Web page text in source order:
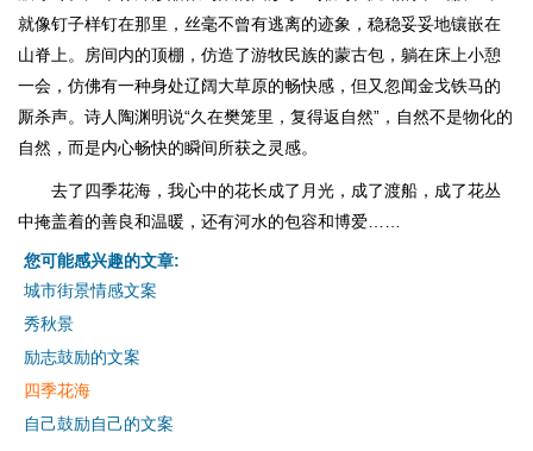
就像钉子样钉在那里，丝毫不曾有逃离的迹象，稳稳妥妥地镶嵌在
山脊上。房间内的顶棚，仿造了游牧民族的蒙古包，躺在床上小憩
一会，仿佛有一种身处辽阔大草原的畅快感，但又忽闻金戈铁马的
厮杀声。诗人陶渊明说“久在樊笼里，复得返自然”，自然不是物化的
自然，而是内心畅快的瞬间所获之灵感。
去了四季花海，我心中的花长成了月光，成了渡船，成了花丛
中掩盖着的善良和温暖，还有河水的包容和博爱……
您可能感兴趣的文章:
城市街景情感文案
秀秋景
励志鼓励的文案
四季花海
自己鼓励自己的文案